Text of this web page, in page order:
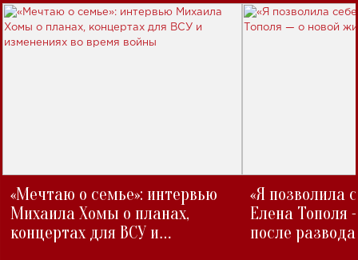
«Мечтаю о семье»: интервью
Михаила Хомы о планах,
концертах для ВСУ и
«Я позволила
Елена Тополя
после развода